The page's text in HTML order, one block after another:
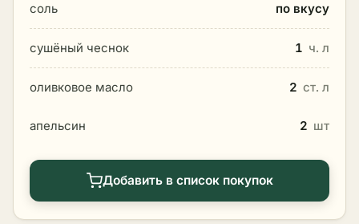
соль по вкусу
сушёный чеснок 1 ч. л
оливковое масло 2 ст. л
апельсин 2 шт
Добавить в список покупок